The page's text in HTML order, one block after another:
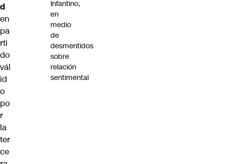
d
en
pa
rti
do
vál
id
o
po
r
la
ter
ce
Infantino,
en
medio
de
desmentidos
sobre
relación
sentimental